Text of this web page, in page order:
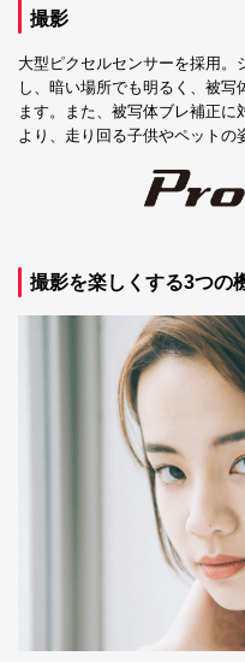
撮影
大型ピクセルセンサーを採用
し、暗い場所でも明るく、被写
ます。また、被写体ブレ補正
より、走り回る子供やペットの
撮影を楽しくする3つの